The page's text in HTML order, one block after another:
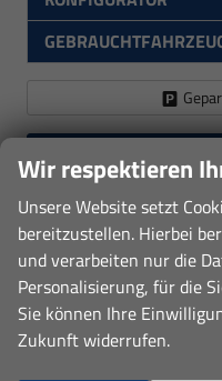
Hier
Wir respektieren
Unsere Website setzt
bereitzustellen. Hierbei
und verarbeiten nur die
Personalisierung, für die
Sie können Ihre
Zukunft widerrufen.